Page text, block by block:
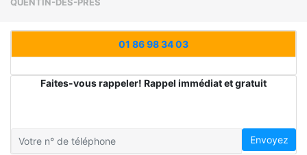
01 86 98 34 03
Faites-vous rappeler! Rappel immédiat et gratuit
Envoyez